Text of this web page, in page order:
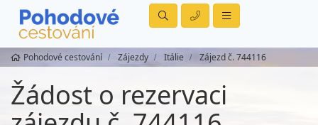
Pohodové cestování Zájezdy Itálie Zájezd č. 744116
Žádost o rezervaci